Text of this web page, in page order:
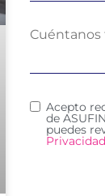
Acepto
de
puedes
Privacidad